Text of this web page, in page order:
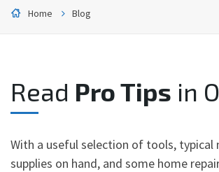
Home Blog
Read Pro Tips in
With a useful selection of tools, typical
supplies on hand, and some home